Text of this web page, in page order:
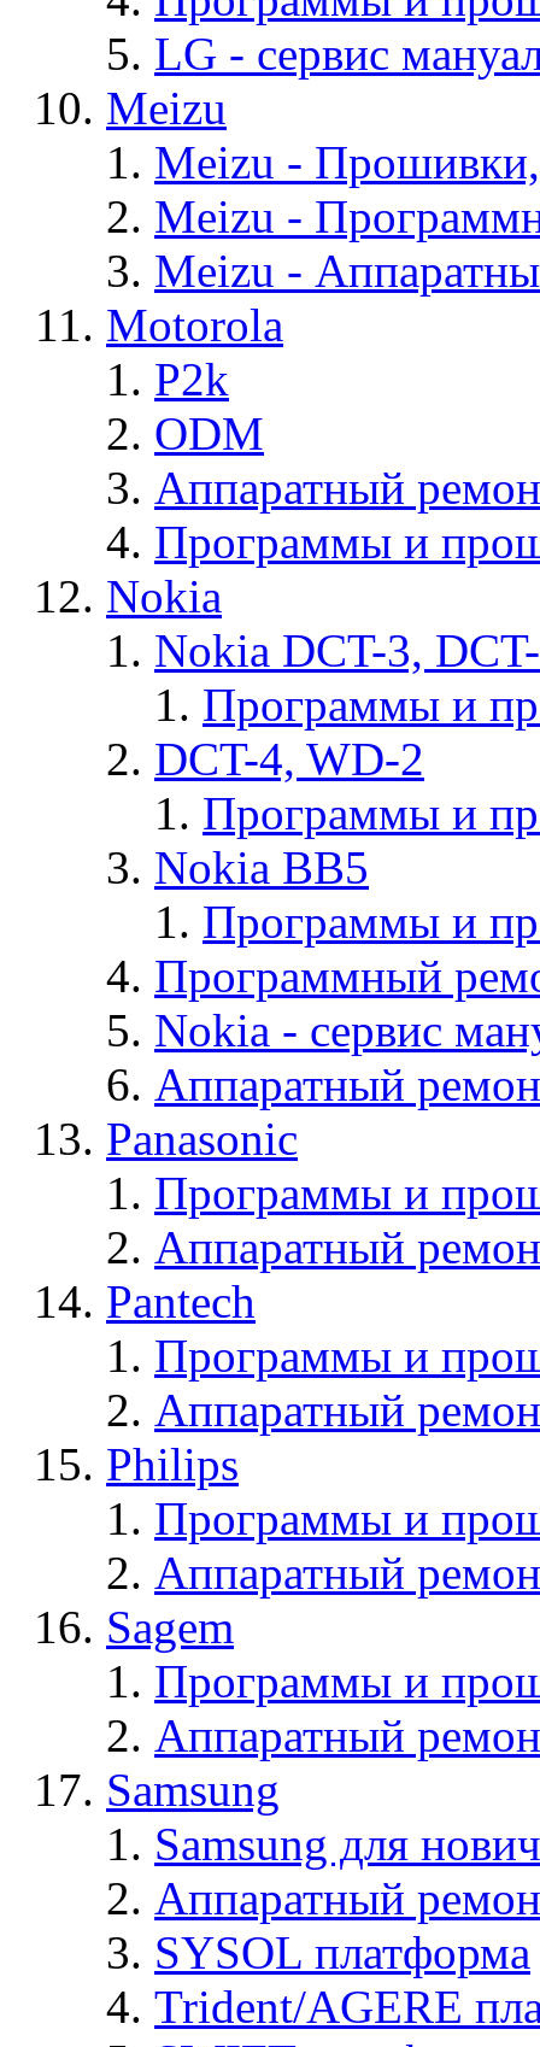
LG - cервис
Meizu
Meizu -
Meizu -
Meizu -
Motorola
P2k
ODM
Аппаратный
Программы и
Nokia
Nokia DCT-3,
Программы и
DCT-4, WD-2
Программы и
Nokia BB5
Программы и
Программный
Nokia - cервис
Аппаратный
Panasonic
Программы и
Аппаратный
Pantech
Программы и
Аппаратный
Philips
Программы и
Аппаратный
Sagem
Программы и
Аппаратный
Samsung
Samsung для
Аппаратный
SYSOL платформа
Trident/AGERE